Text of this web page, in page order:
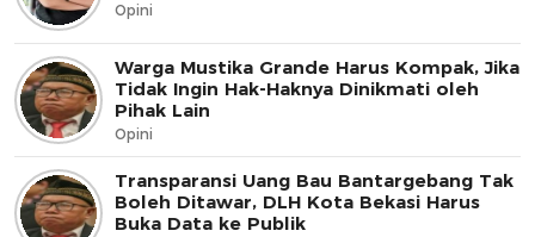
Opini
Warga Mustika Grande Harus Kompak, Jika
Tidak Ingin Hak-Haknya Dinikmati oleh
Pihak Lain
Opini
Transparansi Uang Bau Bantargebang Tak
Boleh Ditawar, DLH Kota Bekasi Harus
Buka Data ke Publik